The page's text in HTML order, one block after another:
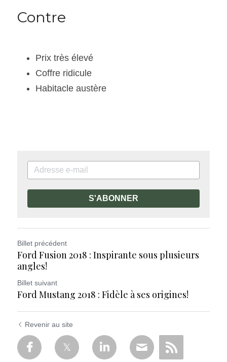
Contre
Prix très élevé
Coffre ridicule
Habitacle austère
S'ABONNER
Billet précédent
Ford Fusion 2018 : Inspirante sous plusieurs
angles!
Billet suivant
Ford Mustang 2018 : Fidèle à ses origines!
Revenir au site